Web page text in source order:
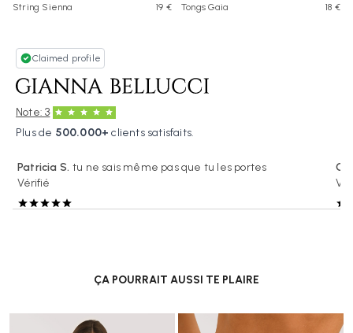
String Sienna 19 € Tongs Gaia 18 €
Claimed profile
Note: 3·
Plus de 500.000+ clients satisfaits.
Patricia S.
Vérifié
tu ne sais même pas que tu les portes
ÇA POURRAIT AUSSI TE PLAIRE